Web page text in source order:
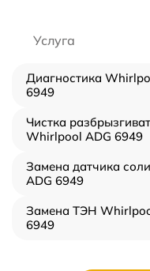
Услуга
Диагностика
6949
Чистка
Whirlpool ADG 6949
Замена датчика
ADG 6949
Замена ТЭН
6949